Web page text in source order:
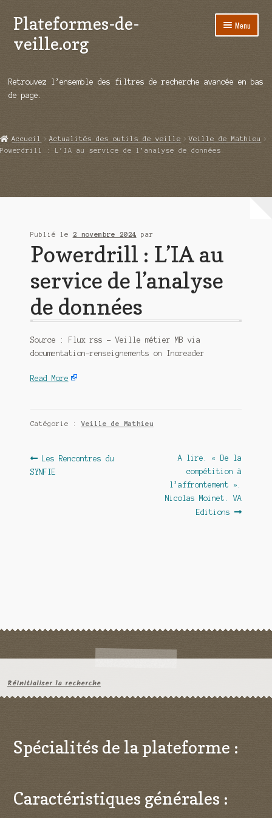
Aller
à
la
Aller
au
contenu
Plateformes-de-
veille.org
Menu
Répertoire d’ouitils
Démos vidéos
Retrouvez l’ensemble des filtres de recherche avancée en bas
de page.
Accueil Actualités des outils de veille
Veille de Mathieu
Powerdrill : L’IA au service de l’analyse de données
Publié le 2 novembre 2024 par
Powerdrill : L’IA au
service de l’analyse
de données
Source : Flux rss – Veille métier MB via
documentation-renseignements on Inoreader
Read More
Catégorie :Veille de Mathieu
Navigation
de
Article
précédent :
Les Rencontres du
SYNFIE
Article
suivant :
A lire. « De la
compétition à
l’affrontement ».
Nicolas Moinet. VA
Editions
Réinitialiser la recherche
Spécialités de la plateforme :
Caractéristiques générales :